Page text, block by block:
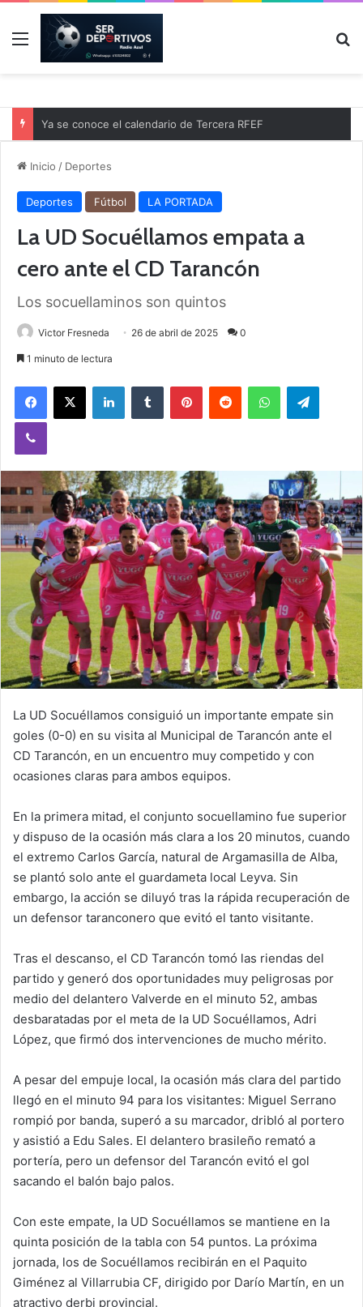
Menú
Ya se conoce el calendario de Tercera RFEF
Inicio / Deportes
Deportes Fútbol LA PORTADA
La UD Socuéllamos empata a
cero ante el CD Tarancón
Los socuellaminos son quintos
Victor Fresneda 26 de abril de 2025 0
1 minuto de lectura
La UD Socuéllamos consiguió un importante empate sin
goles (0-0) en su visita al Municipal de Tarancón ante el
CD Tarancón, en un encuentro muy competido y con
ocasiones claras para ambos equipos.
En la primera mitad, el conjunto socuellamino fue superior
y dispuso de la ocasión más clara a los 20 minutos, cuando
el extremo Carlos García, natural de Argamasilla de Alba,
se plantó solo ante el guardameta local Leyva. Sin
embargo, la acción se diluyó tras la rápida recuperación de
un defensor taranconero que evitó el tanto visitante.
Tras el descanso, el CD Tarancón tomó las riendas del
partido y generó dos oportunidades muy peligrosas por
medio del delantero Valverde en el minuto 52, ambas
desbaratadas por el meta de la UD Socuéllamos, Adri
López, que firmó dos intervenciones de mucho mérito.
A pesar del empuje local, la ocasión más clara del partido
llegó en el minuto 94 para los visitantes: Miguel Serrano
rompió por banda, superó a su marcador, dribló al portero
y asistió a Edu Sales. El delantero brasileño remató a
portería, pero un defensor del Tarancón evitó el gol
sacando el balón bajo palos.
Con este empate, la UD Socuéllamos se mantiene en la
quinta posición de la tabla con 54 puntos. La próxima
jornada, los de Socuéllamos recibirán en el Paquito
Giménez al Villarrubia CF, dirigido por Darío Martín, en un
atractivo derbi provincial.